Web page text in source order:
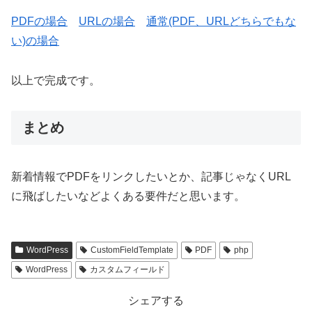
PDFの場合 URLの場合
通常(PDF、URLどちらでもな
い)の場合
以上で完成です。
まとめ
新着情報でPDFをリンクしたいとか、記事じゃなくURL
に飛ばしたいなどよくある要件だと思います。
WordPress CustomFieldTemplate PDF
php
WordPress
カスタムフィールド
シェアする